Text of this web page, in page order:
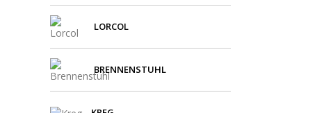
LORCOL
BRENNENSTUHL